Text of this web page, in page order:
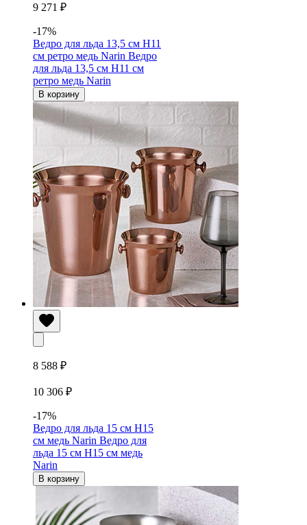
9 271 ₽
-17%
Ведро для льда 13,5 см H11
см ретро медь Narin Ведро
для льда 13,5 см H11 см
ретро медь Narin
В корзину
8 588 ₽
10 306 ₽
-17%
Ведро для льда 15 см H15
см медь Narin Ведро для
льда 15 см H15 см медь
Narin
В корзину